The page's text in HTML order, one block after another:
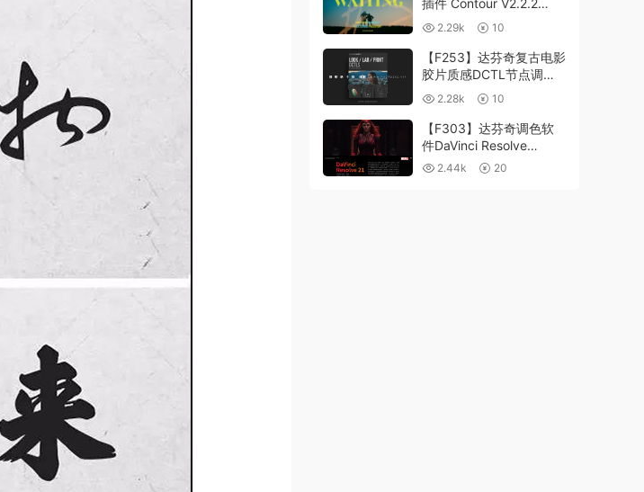
插件 Contour V2.2.2
WinMac 含使用教程
2.29k 10
【F253】达芬奇复古电影
胶片质感DCTL节点调色
预设 MonoNodes LOOK
LAB PRINT V4.0
2.28k 10
【F303】达芬奇调色软
件DaVinci Resolve
Studio21.0.3 中文版
2.44k 20